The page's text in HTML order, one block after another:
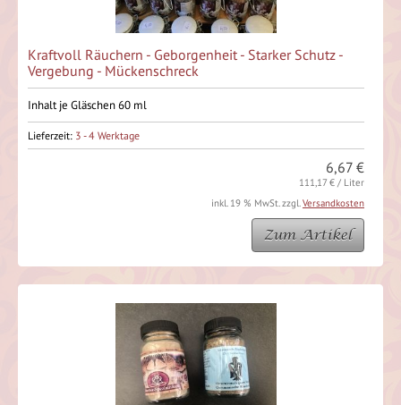
Kraftvoll Räuchern - Geborgenheit - Starker Schutz -
Vergebung - Mückenschreck
Inhalt je Gläschen 60 ml
Lieferzeit: 3 - 4 Werktage
6,67 €
111,17 € / Liter
inkl. 19 % MwSt. zzgl.Versandkosten
Zum Artikel